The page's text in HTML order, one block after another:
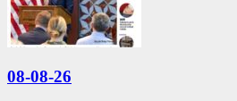
08-08-26